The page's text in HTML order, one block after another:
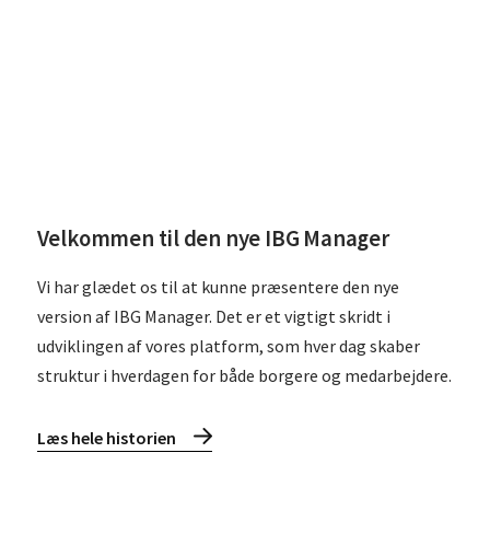
Velkommen til den nye IBG Manager
Vi har glædet os til at kunne præsentere den nye
version af IBG Manager. Det er et vigtigt skridt i
udviklingen af vores platform, som hver dag skaber
struktur i hverdagen for både borgere og medarbejdere.
Læs hele historien